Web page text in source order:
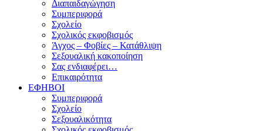
Διαπαιδαγώγηση
Συμπεριφορά
Σχολείο
Σχολικός εκφοβισμός
Άγχος – Φοβίες – Κατάθλιψη
Σεξουαλική κακοποίηση
Σας ενδιαφέρει…
Επικαιρότητα
ΕΦΗΒΟΙ
Συμπεριφορά
Σχολείο
Σεξουαλικότητα